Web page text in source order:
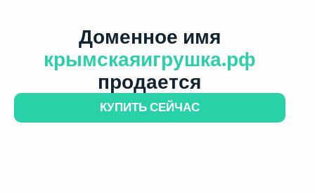
Доменное имя
крымскаяигрушка.рф
продается
КУПИТЬ СЕЙЧАС